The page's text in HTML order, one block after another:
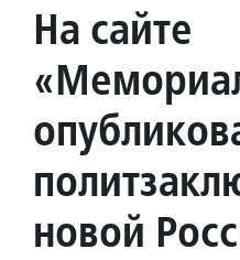
На сайте
новой